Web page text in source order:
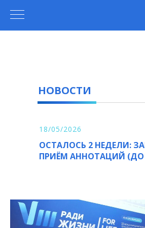
НОВОСТИ
ОСТАЛОСЬ 2 НЕДЕЛИ:
ПРИЁМ АННОТАЦИЙ
18/05/2026